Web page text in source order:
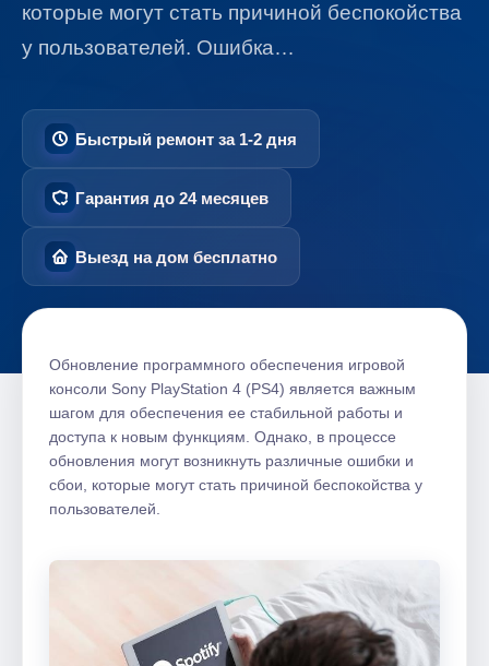
которые могут стать причиной беспокойства
у пользователей. Ошибка…
Быстрый ремонт за 1-2 дня
Гарантия до 24 месяцев
Выезд на дом бесплатно
Обновление программного обеспечения игровой
консоли Sony PlayStation 4 (PS4) является важным
шагом для обеспечения ее стабильной работы и
доступа к новым функциям. Однако, в процессе
обновления могут возникнуть различные ошибки и
сбои, которые могут стать причиной беспокойства у
пользователей.